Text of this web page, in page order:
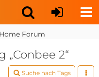
Forum
2“
Suche nach Tags